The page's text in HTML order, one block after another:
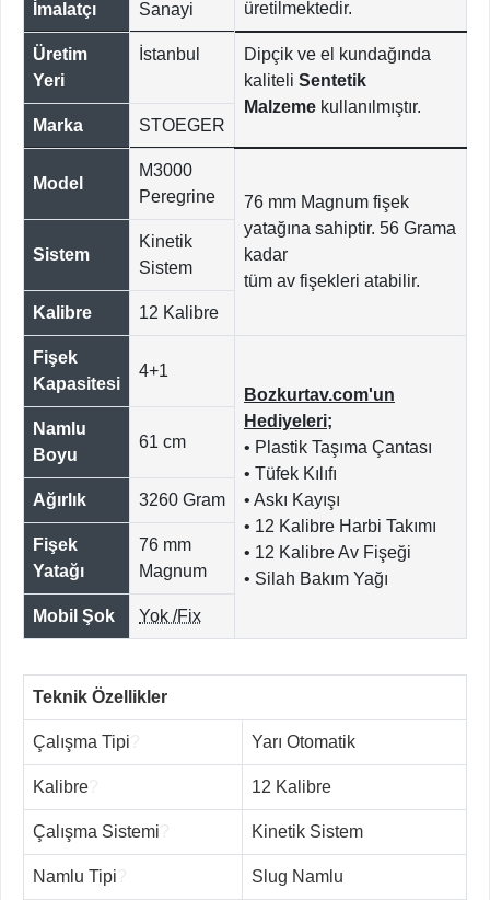
İmalatçı Sanayi üretilmektedir.
Üretim
Yeri
İstanbul
Dipçik ve el kundağında
kaliteli Sentetik
Malzeme kullanılmıştır.
Marka
STOEGER
Model
M3000
Peregrine
76 mm Magnum fişek
yatağına sahiptir. 56 Grama
kadar
tüm av fişekleri atabilir.
Sistem
Kinetik
Sistem
Kalibre 12 Kalibre
Fişek
Kapasitesi
4+1
Bozkurtav.com'un
Hediyeleri;
• Plastik Taşıma Çantası
• Tüfek Kılıfı
• Askı Kayışı
• 12 Kalibre Harbi Takımı
• 12 Kalibre Av Fişeği
• Silah Bakım Yağı
Namlu
Boyu
61 cm
Ağırlık 3260 Gram
Fişek
Yatağı
76 mm
Magnum
Mobil Şok Yok /Fix
Teknik Özellikler
Çalışma Tipi Yarı Otomatik
Kalibre 12 Kalibre
Çalışma Sistemi Kinetik Sistem
Namlu Tipi Slug Namlu